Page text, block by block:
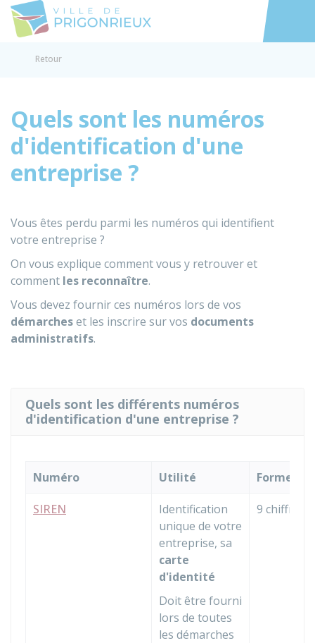
Accéder
Retour
Quels sont les numéros
d'identification d'une
entreprise ?
Vous êtes perdu parmi les numéros qui identifient
votre entreprise ?
On vous explique comment vous y retrouver et
comment les reconnaître.
Vous devez fournir ces numéros lors de vos
démarcheset les inscrire sur vos documents
administratifs.
Quels sont les différents numéros
d'identification d'une entreprise ?
Numéro Utilité Forme
SIREN
Identification
unique de votre
entreprise, sa
carte
d'identité
Doit être fourni
lors de toutes
les démarches
9 chiffres